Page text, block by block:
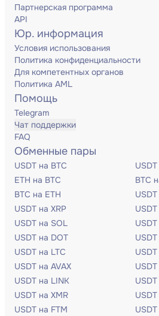
Партнерская программа
API
Юр. информация
Условия использования
Политика конфиденциальности
Для компетентных органов
Политика AML
Помощь
Telegram
Чат поддержки
FAQ
Обменные пары
USDT на BTC
ETH на BTC
BTC
BTC на ETH
USDT на XRP
USDT на SOL
USDT на DOT
USDT на LTC
USDT на AVAX
USDT на LINK
USDT на XMR
USDT на FTM